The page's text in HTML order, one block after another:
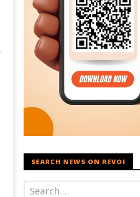
SEARCH NEWS ON REVOI